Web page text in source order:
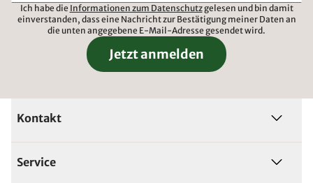
Ich habe die Informationen zum Datenschutzgelesen und bin damit
einverstanden, dass eine Nachricht zur Bestätigung meiner Daten an
die unten angegebene E-Mail-Adresse gesendet wird.
Jetzt anmelden
Kontakt
Service